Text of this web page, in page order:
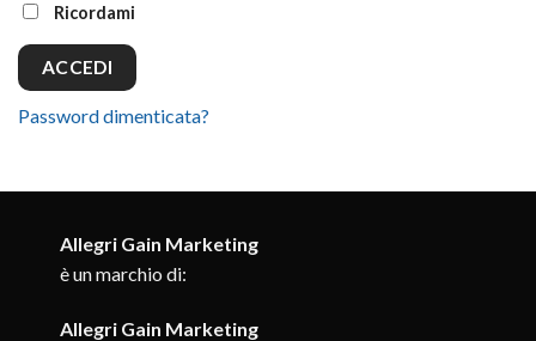
Ricordami
ACCEDI
Password dimenticata?
Allegri Gain Marketing
è un marchio di:
Allegri Gain Marketing